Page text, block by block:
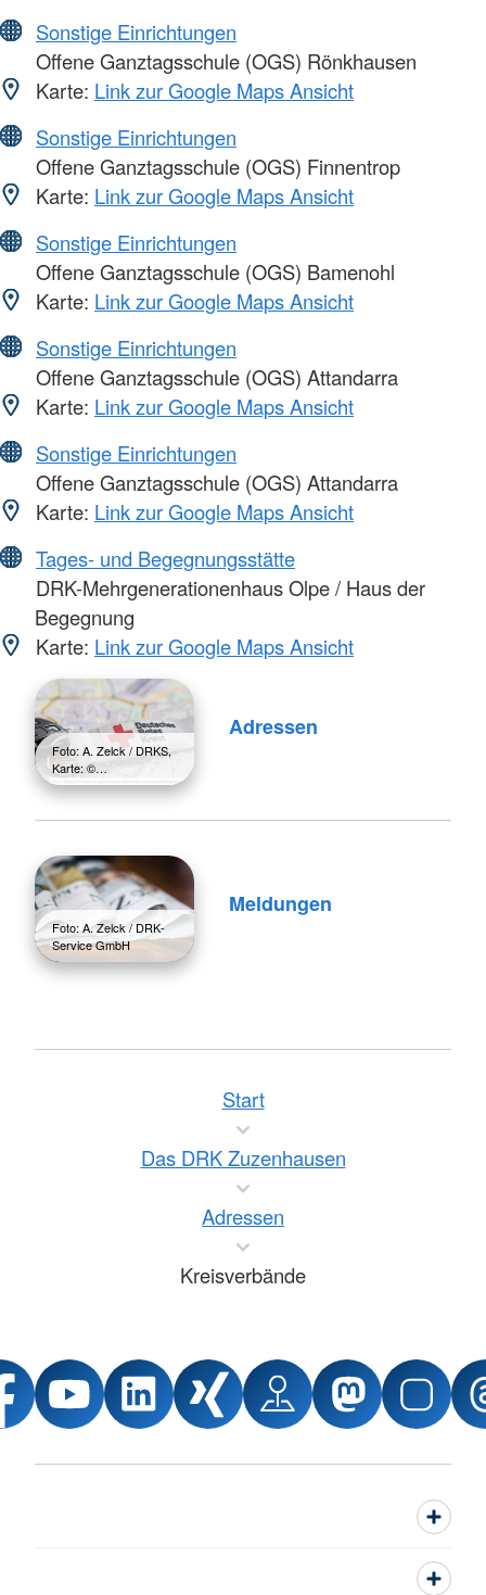
Sonstige Einrichtungen
Offene Ganztagsschule (OGS) Rönkhausen
Karte: Link zur Google Maps Ansicht
Sonstige Einrichtungen
Offene Ganztagsschule (OGS) Finnentrop
Karte: Link zur Google Maps Ansicht
Sonstige Einrichtungen
Offene Ganztagsschule (OGS) Bamenohl
Karte: Link zur Google Maps Ansicht
Sonstige Einrichtungen
Offene Ganztagsschule (OGS) Attandarra
Karte: Link zur Google Maps Ansicht
Sonstige Einrichtungen
Offene Ganztagsschule (OGS) Attandarra
Karte: Link zur Google Maps Ansicht
Tages- und Begegnungsstätte
DRK-Mehrgenerationenhaus Olpe / Haus der
Begegnung
Karte: Link zur Google Maps Ansicht
Foto: A. Zelck / DRKS,
Karte: ©…
Adressen
Foto: A. Zelck / DRK-
Service GmbH
Meldungen
Start
Das DRK Zuzenhausen
Adressen
Kreisverbände